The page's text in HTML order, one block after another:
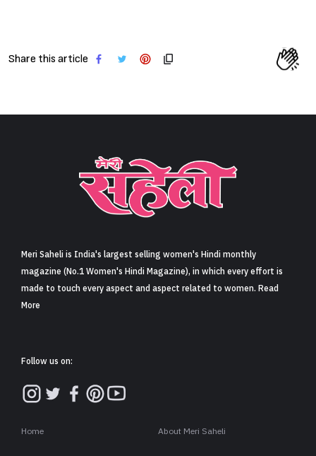
Share this article
Meri Saheli is India's largest selling women's Hindi monthly
magazine (No.1 Women's Hindi Magazine), in which every effort is
made to touch every aspect and aspect related to women. Read
More
Follow us on:
Home About Meri Saheli